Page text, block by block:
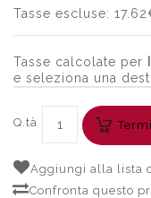
Tasse escluse:
Tasse calcolate per
e seleziona una
Q.tà
Aggiungi alla lista
Confronta questo